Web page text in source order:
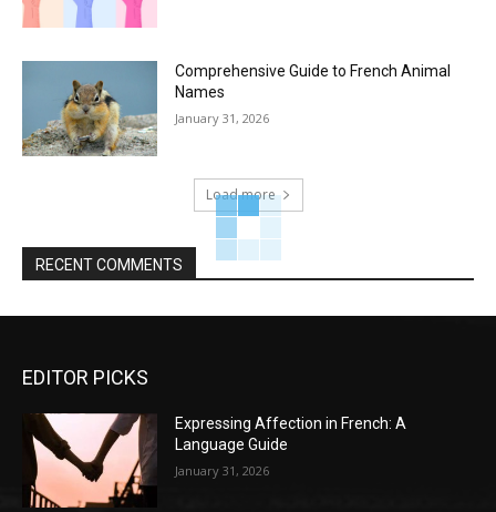
Comprehensive Guide to French Animal
Names
January 31, 2026
Load more
RECENT COMMENTS
EDITOR PICKS
Expressing Affection in French: A
Language Guide
January 31, 2026